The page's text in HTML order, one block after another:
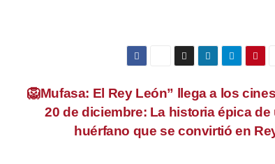
🦁Mufasa: El Rey León” llega a los
20 de diciembre: La historia épica de
huérfano que se convirtió en